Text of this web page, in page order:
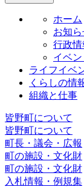
ホーム
お知
行政情
イベン
ライフイベ
くらしの情
組織と仕事
皆野町について
皆野町について
町長・議会・広報
町の施設・文化財
町の施設・文化財
入札情報・例規集